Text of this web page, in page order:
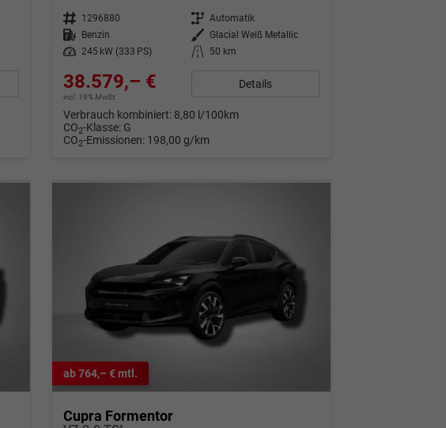
Fahrzeugnr. 1296880 Getriebe Automatik
Kraftstoff
Benzin Außenfarbe
Glacial Weiß Metallic
Leistung
245 kW (333 PS) Kilometerstand 50 km
38.579,– €
incl. 19% MwSt.
Details
Verbrauch kombiniert: 8,80 l/100km
CO2-Klasse: G
CO2-Emissionen: 198,00 g/km
ab 764,– € mtl.
Cupra Formentor